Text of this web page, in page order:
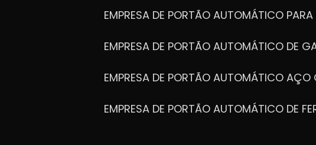
EMPRESA DE PORTÃO AUTOMÁTICO
EMPRESA DE PORTÃO AUTOMÁTICO DE
EMPRESA DE PORTÃO AUTOMÁTICO
EMPRESA DE PORTÃO AUTOMÁTICO DE